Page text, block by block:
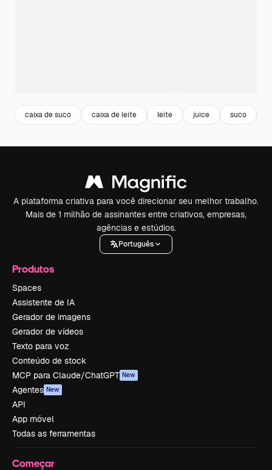
caixa de suco caixa de leite leite juice suco
A plataforma criativa para você direcionar seu melhor trabalho.
Mais de 1 milhão de assinantes entre criativos, empresas,
agências e estúdios.
Português
Produtos
Spaces
Assistente de IA
Gerador de imagens
Gerador de vídeos
Texto para voz
Conteúdo de stock
MCP para Claude/ChatGPT New
Agentes New
API
App móvel
Todas as ferramentas
Começar